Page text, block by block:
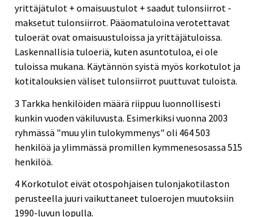
yrittäjätulot + omaisuustulot + saadut tulonsiirrot -
maksetut tulonsiirrot. Pääomatuloina verotettavat
tuloerät ovat omaisuustuloissa ja yrittäjätuloissa.
Laskennallisia tuloeriä, kuten asuntotuloa, ei ole
tuloissa mukana. Käytännön syistä myös korkotulot ja
kotitalouksien väliset tulonsiirrot puuttuvat tuloista.
3 Tarkka henkilöiden määrä riippuu luonnollisesti
kunkin vuoden väkiluvusta. Esimerkiksi vuonna 2003
ryhmässä "muu ylin tulokymmenys" oli 464 503
henkilöä ja ylimmässä promillen kymmenesosassa 515
henkilöä.
4 Korkotulot eivät otospohjaisen tulonjakotilaston
perusteella juuri vaikuttaneet tuloerojen muutoksiin
1990-luvun lopulla.